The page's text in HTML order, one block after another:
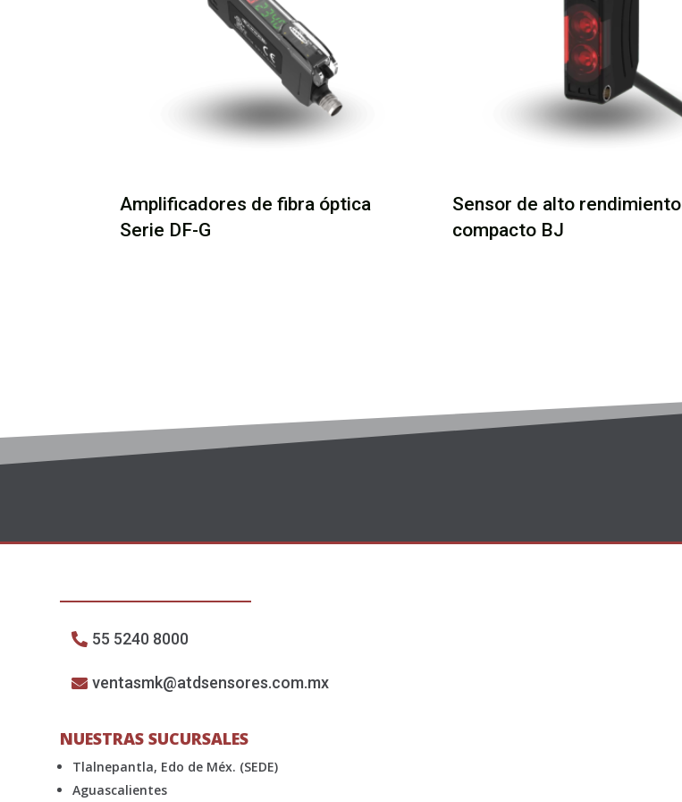
Amplificadores de fibra óptica
Serie DF-G
Sensor de alto rendimiento
compacto BJ
55 5240 8000
ventasmk@atdsensores.com.mx
NUESTRAS SUCURSALES
Tlalnepantla, Edo de Méx. (SEDE)
Aguascalientes